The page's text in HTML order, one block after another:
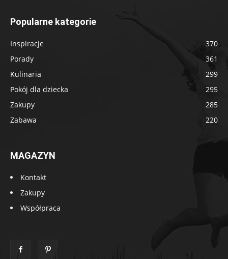
Popularne kategorie
Inspiracje
370
Porady
361
Kulinaria
299
Pokój dla dziecka
295
Zakupy
285
Zabawa
220
MAGAZYN
Kontakt
Zakupy
Współpraca